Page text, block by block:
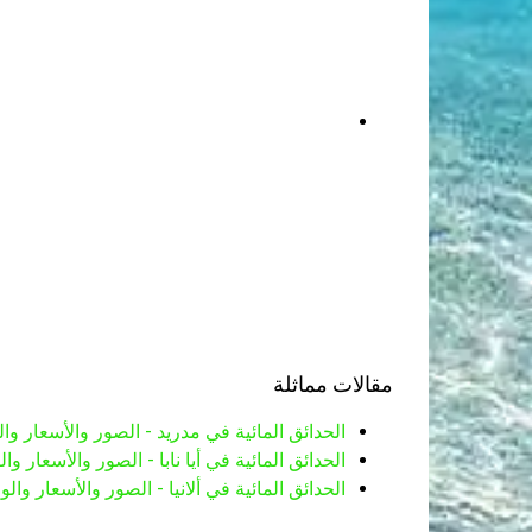
مقالات مماثلة
الحدائق المائية في مدريد - الصور والأسعار
الحدائق المائية في أيا نابا - الصور والأسعار
الحدائق المائية في ألانيا - الصور والأسعار